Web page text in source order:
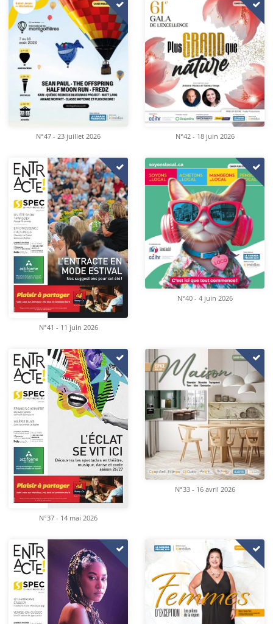
N°47 - 23 juillet 2026 N°42 - 18 juin 2026
N°41 - 11 juin 2026
N°40 - 4 juin 2026
N°37 - 14 mai 2026
N°33 - 16 avril 2026